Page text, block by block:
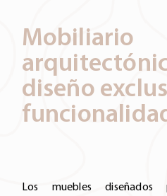
Mobiliario
diseño
Los muebles